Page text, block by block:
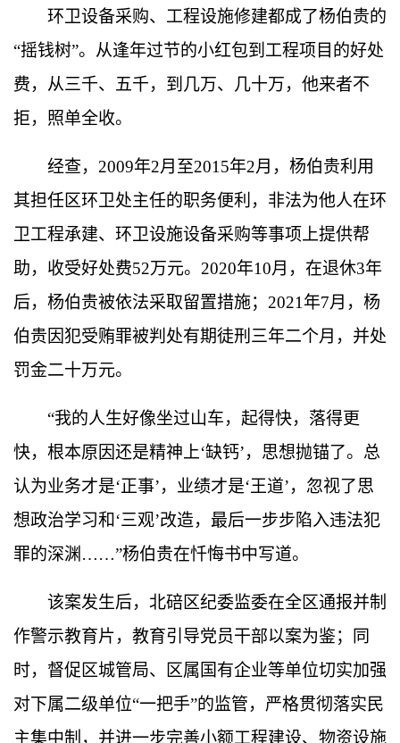
环卫设备采购、工程设施修建都成了杨伯贵的
“摇钱树”。从逢年过节的小红包到工程项目的好处
费，从三千、五千，到几万、几十万，他来者不
拒，照单全收。
经查， 2009年2月至2015年2月，杨伯贵利用
其担任区环卫处主任的职务便利，非法为他人在环
卫工程承建、环卫设施设备采购等事项上提供帮
助，收受好处费52万元。 2020年10月，在退休3年
后，杨伯贵被依法采取留置措施； 2021年7月，杨
伯贵因犯受贿罪被判处有期徒刑三年二个月，并处
罚金二十万元。
“我的人生好像坐过山车，起得快，落得更
快，根本原因还是精神上‘缺钙’，思想抛锚了。总
认为业务才是‘正事’，业绩才是‘王道’，忽视了思
想政治学习和‘三观’改造，最后一步步陷入违法犯
罪的深渊 ……”杨伯贵在忏悔书中写道。
该案发生后，北碚区纪委监委在全区通报并制
作警示教育片，教育引导党员干部以案为鉴；同
时，督促区城管局、区属国有企业等单位切实加强
对下属二级单位“一把手”的监管，严格贯彻落实民
主集中制，并进一步完善小额工程建设、物资设施